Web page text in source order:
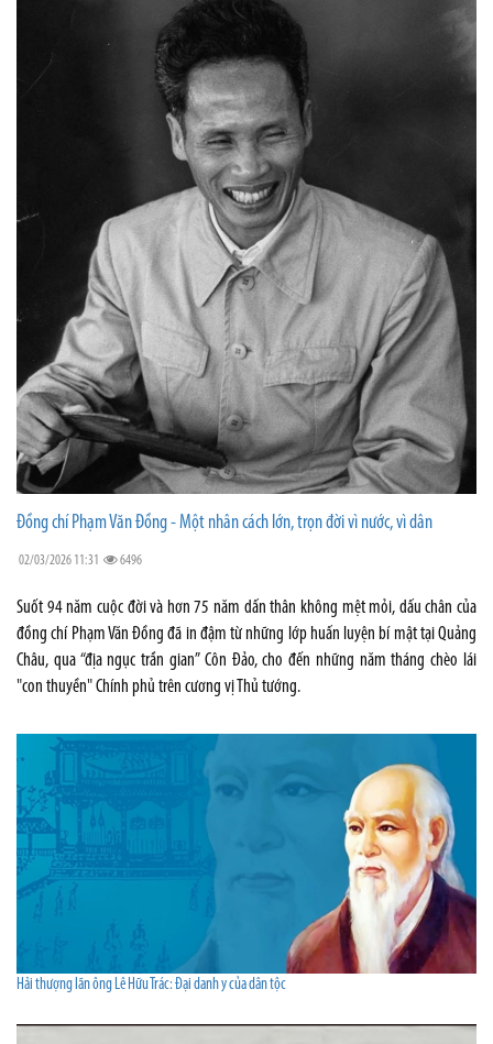
Đồng chí Phạm Văn Đồng - Một nhân cách lớn, trọn đời vì nước, vì dân
02/03/2026 11:31 6496
Suốt 94 năm cuộc đời và hơn 75 năm dấn thân không mệt mỏi, dấu chân của
đồng chí Phạm Văn Đồng đã in đậm từ những lớp huấn luyện bí mật tại Quảng
Châu, qua “địa ngục trần gian” Côn Đảo, cho đến những năm tháng chèo lái
"con thuyền" Chính phủ trên cương vị Thủ tướng.
Hải thượng lãn ông Lê Hữu Trác: Đại danh y của dân tộc